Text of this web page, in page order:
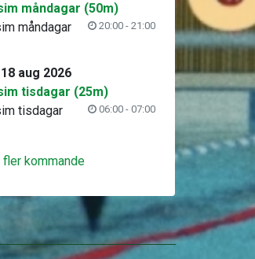
måndagar (50m)
20:00 - 21:00
måndagar
aug 2026
tisdagar (25m)
06:00 - 07:00
tisdagar
kommande